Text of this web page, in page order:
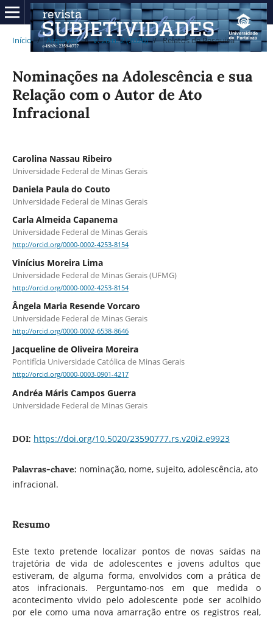
Início / Arquivos / v. 20 n. 2 (2020) / Relatos de Pesquisa
Nominações na Adolescência e sua
Relação com o Autor de Ato
Infracional
Carolina Nassau Ribeiro
Universidade Federal de Minas Gerais
Daniela Paula do Couto
Universidade Federal de Minas Gerais
Carla Almeida Capanema
Universidade Federal de Minas Gerais
http://orcid.org/0000-0002-4253-8154
Vinícius Moreira Lima
Universidade Federal de Minas Gerais (UFMG)
http://orcid.org/0000-0002-4253-8154
Ângela Maria Resende Vorcaro
Universidade Federal de Minas Gerais
http://orcid.org/0000-0002-6538-8646
Jacqueline de Oliveira Moreira
Pontifícia Universidade Católica de Minas Gerais
http://orcid.org/0000-0003-0901-4217
Andréa Máris Campos Guerra
Universidade Federal de Minas Gerais
DOI: https://doi.org/10.5020/23590777.rs.v20i2.e9923
Palavras-chave: nominação, nome, sujeito, adolescência, ato
infracional.
Resumo
Este texto pretende localizar pontos de novas saídas na
trajetória de vida de adolescentes e jovens adultos que
estiveram, de alguma forma, envolvidos com a prática de
atos infracionais. Perguntamo-nos em que medida o
acontecimento vivido pelo adolescente pode ser acolhido
por ele como uma nova amarração entre os registros real,